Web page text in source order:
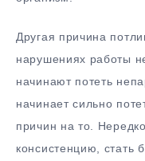
Другая причина
нарушениях работы
начинают потеть
начинает сильно
причин на то.
консистенцию, стать